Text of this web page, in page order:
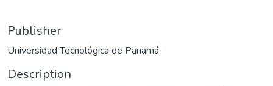
Publisher
Universidad Tecnológica de Panamá
Description